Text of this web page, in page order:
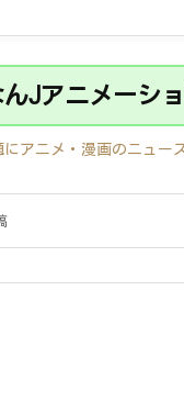
んJアニメーシ
アニメ・漫画のニュー